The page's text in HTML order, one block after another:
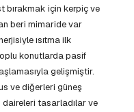
bırakmak için kerpiç ve
beri mimaride var
ısıtma ilk
konutlarda pasif
gelişmiştir.
ve diğerleri güneş
daireleri tasarladılar ve